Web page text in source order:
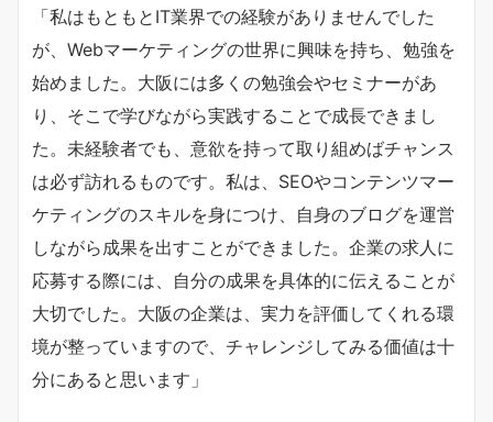
「私はもともとIT業界での経験がありませんでした
が、Webマーケティングの世界に興味を持ち、勉強を
始めました。大阪には多くの勉強会やセミナーがあ
り、そこで学びながら実践することで成長できまし
た。未経験者でも、意欲を持って取り組めばチャンス
は必ず訪れるものです。私は、SEOやコンテンツマー
ケティングのスキルを身につけ、自身のブログを運営
しながら成果を出すことができました。企業の求人に
応募する際には、自分の成果を具体的に伝えることが
大切でした。大阪の企業は、実力を評価してくれる環
境が整っていますので、チャレンジしてみる価値は十
分にあると思います」